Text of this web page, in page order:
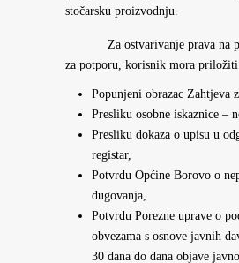
stočarsku proizvodnju.
Za ostvarivanje prava na
za potporu, korisnik mora
Popunjeni obrazac Zahtjeva
Presliku osobne iskaznice –
Presliku dokaza o upisu u
registar,
Potvrdu Općine Borovo o
dugovanja,
Potvrdu Porezne uprave o
obvezama s osnove javnih
30 dana do dana objave